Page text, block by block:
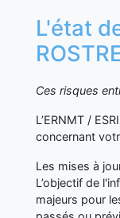
L'état
Ces risques
L’ERNMT /
concernant
Les mises à
L’objectif de
majeurs pour